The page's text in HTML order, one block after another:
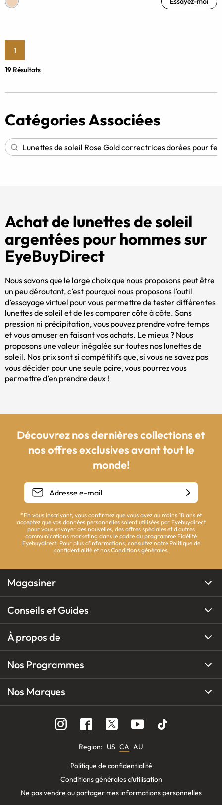
19 Résultats
1
Catégories Associées
Lunettes de soleil Rose Gold correctrices dorées pour
Achat de lunettes de soleil
argentées pour hommes sur
EyeBuyDirect
Nous savons que le large choix que nous proposons peut être
un peu déroutant, c’est pourquoi nous proposons l’outil
d’essayage virtuel pour vous permettre de tester différentes
lunettes de soleil et de les comparer côte à côte. Sans
pression ni précipitation, vous pouvez prendre votre temps
et vous amuser en faisant vos achats. Le mieux ? Nous
proposons une valeur inégalée sur toutes nos lunettes de
soleil. Nos prix sont si compétitifs que, si vous ne savez pas
vous décider pour une seule paire, vous pourrez vous
permettre d’en prendre deux !
Découvrez nos dernières collections et
nos offres exclusives avant tout le
monde!
*En vous inscrivant, vous confirmez que vous avez au moins 18 ans et
acceptez que vos données personnelles soient utilisées par Eyebuydirect
pour vous envoyer des nouvelles, des offres spéciales et d'autres
communications marketing dans le cadre du programme Fidélité
Eyebuydirect. Pour plus d'informations, consultez notre Politique de
confidentialitéet nos Conditions générales.
Magasiner
Conseils et Guides
À propos de
Nos Programmes
Nos Marques
Region: US CA AU
Politique de confidentialité
Conditions générales d’utilisation
Ne pas vendre ou partager mes informations personnelles